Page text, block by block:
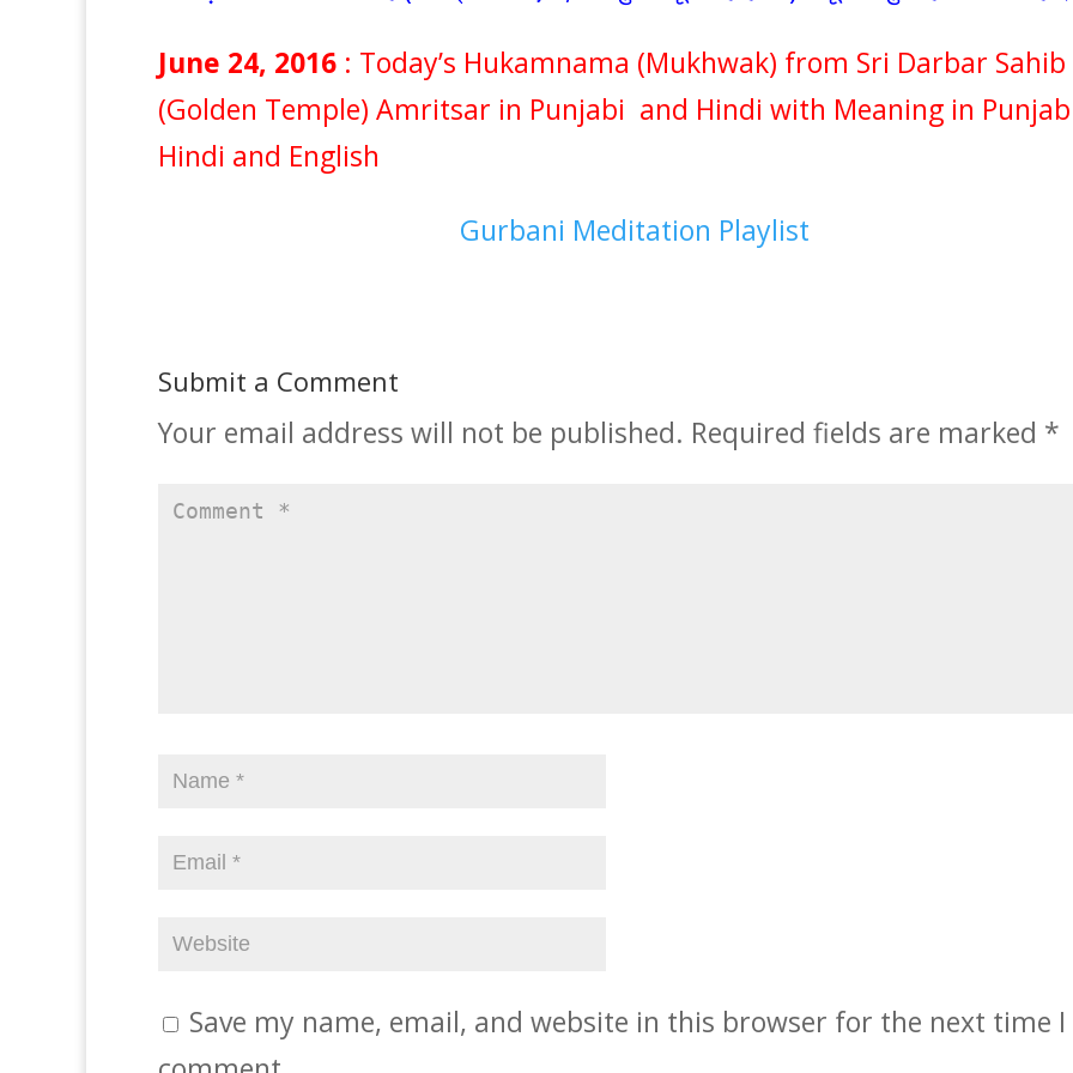
June 24, 2016 : Today’s Hukamnama (Mukhwak) from Sri Darbar Sahib
(Golden Temple) Amritsar in Punjabi and Hindi with Meaning in
Hindi and English
Gurbani Meditation Playlist
Submit a Comment
Your email address will not be published. Required fields are marked *
Save my name, email, and website in this browser for the next time I